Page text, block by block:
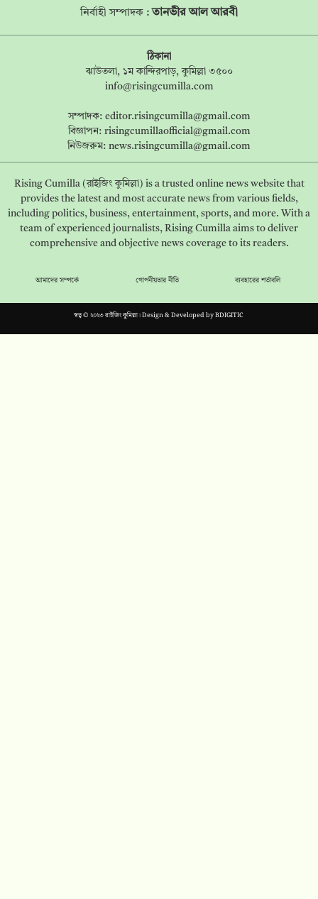
নির্বাহী সম্পাদক : তানভীর আল আরবী
ঠিকানা
ঝাউতলা, ১ম কান্দিরপাড়, কুমিল্লা ৩৫০০
info@risingcumilla.com
সম্পাদক: editor.risingcumilla@gmail.com
বিজ্ঞাপন: risingcumillaofficial@gmail.com
নিউজরুম: news.risingcumilla@gmail.com
Rising Cumilla (রাইজিং কুমিল্লা) is a trusted online news website that
provides the latest and most accurate news from various fields,
including politics, business, entertainment, sports, and more. With a
team of experienced journalists, Rising Cumilla aims to deliver
comprehensive and objective news coverage to its readers.
আমাদের সম্পর্কে গোপনীয়তার নীতি ব্যবহারের শর্তাবলি
স্বত্ব © ২০২৩ রাইজিং কুমিল্লা। Design & Developed byBDIGITIC